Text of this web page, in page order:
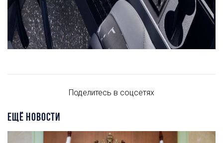
Поделитесь в соцсетях
ЕЩЁ НОВОСТИ